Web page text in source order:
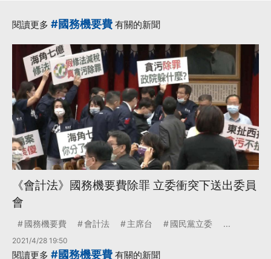
閱讀更多 #國務機要費 有關的新聞
《會計法》國務機要費除罪 立委衝突下送出委員
會
國務機要費 會計法 主席台 國民黨立委 ...
2021/4/28 19:50
閱讀更多 #國務機要費 有關的新聞